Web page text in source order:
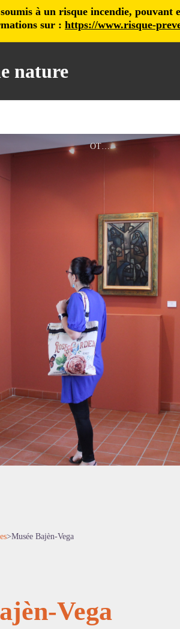
à un risque incendie, pouvant
sur : https://www.risque-
nature
OTST
>Musée Bajèn-Vega
Vega